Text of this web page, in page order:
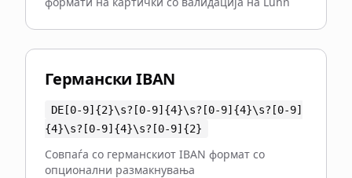
Германски IBAN
DE[0-9] {2}\s?[0-9] {4}\s?[0-9] {4}\s?[0-9]
{4}\s?[0-9] {4}\s?[0-9] {2}
Совпаѓа со германскиот IBAN формат со
опционални размакнувања